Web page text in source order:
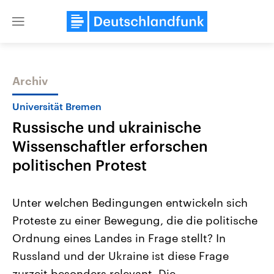
Close
Themen
2026
Alle Informationen
Sachsen-Anhalt wählt am 6.
September 2026 einen neuen
Landtag. Seit 2021 wird das
Bundesland von einer Koalition aus
Aktuelle Beiträge,
Hintergründe
Wirtschaftlich und
gehören die Vereinigten
den mächtigsten Ländern
mit großem Einfluss auf
Archiv
Universität Bremen
Russische und ukrainische
Wissenschaftler erforschen
politischen Protest
Unter welchen Bedingungen entwickeln sich
Proteste zu einer Bewegung, die die politische
Ordnung eines Landes in Frage stellt? In
Russland und der Ukraine ist diese Frage